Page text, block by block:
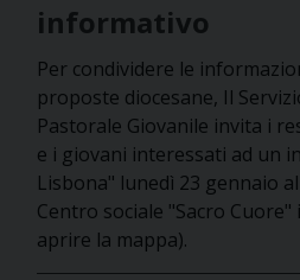
informativo
Per condividere le
proposte diocesane, Il
Pastorale Giovanile invita i
e i giovani interessati ad un
Lisbona" lunedì 23 gennaio
Centro sociale "Sacro Cuore"
aprire la mappa).